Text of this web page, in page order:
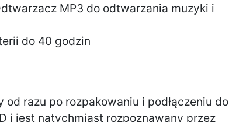
MP3 do odtwarzania muzyki i
do 40 godzin
razu po rozpakowaniu i podłączeniu do
i jest natychmiast rozpoznawany przez